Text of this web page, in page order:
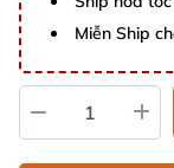
Miễn Ship